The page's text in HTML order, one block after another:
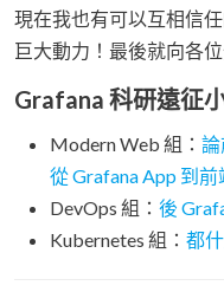
現在我也有可以互相信
巨大動力！最後就向各
Grafana 科研遠征
Modern Web 組： 論
從 Grafana App 到
DevOps 組： 後
Kubernetes 組： 都